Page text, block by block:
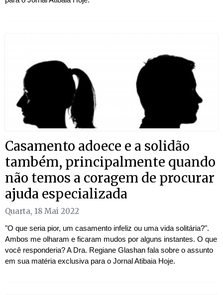
Casamento adoece e a solidão
também, principalmente quando
não temos a coragem de procurar
ajuda especializada
Quarta, 18 Mai 2022
"O que seria pior, um casamento infeliz ou uma vida solitária?".
Ambos me olharam e ficaram mudos por alguns instantes. O que
você responderia? A Dra. Regiane Glashan fala sobre o assunto
em sua matéria exclusiva para o Jornal Atibaia Hoje.